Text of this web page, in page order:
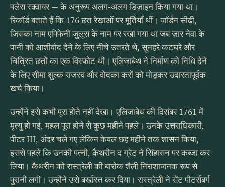
पलेस स्क्वायर — के अनुरूप अलग-अलग डिज़ाइन किया गया था।
रिकॉर्ड बताते हैं कि 176 छत रेखाओं पर मूर्तियाँ थीं। जॉर्डन सीढ़ी,
जिसका नाम एपिफेनी जुलूस के नाम पर रखा गया था जब ज़ार नेवा के
पानी को आशीर्वाद देने के लिए नीचे उतरते थे, सुनहरे कटघरे और
चित्रित छतों का एक विस्फोट थी। एलिजाबेथ ने निर्माण को निधि देने
के लिए सीमा शुल्क राजस्व और वोदका करों को मोड़कर उदारतापूर्वक
खर्च किया।
उन्होंने इसे कभी पूरा होते नहीं देखा। एलिजाबेथ की दिसंबर 1761 में
मृत्यु हो गई, महल पूरा होने से कुछ महीने पहले। उनके उत्तराधिकारी,
पीटर III, अंदर चले गए लेकिन केवल छह महीने तक शासन किया,
इससे पहले कि उनकी पत्नी, कैथरीन द ग्रेट ने सिंहासन पर कब्जा कर
लिया। कैथरीन को रास्त्रेली की बारोक शैली निराशाजनक रूप से
पुरानी लगी। उन्होंने उसे बर्खास्त कर दिया। रास्त्रेली ने सेंट पीटर्सबर्ग